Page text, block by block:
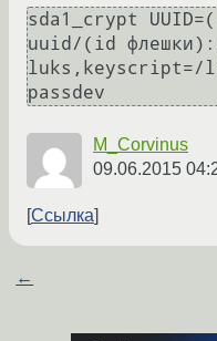
sda1_crypt
uuid/(id
passdev
M_Corvinus
09.06.2015
Ссылка
←